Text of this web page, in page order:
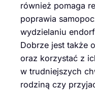
również pomaga
poprawia
wydzielaniu
Dobrze jest także
oraz korzystać z
w trudniejszych
rodziną czy